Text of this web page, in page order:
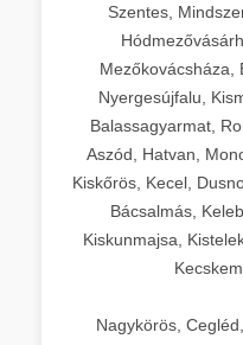
Szentes,
Mezőkovácsháza,
Nyergesújfalu,
Balassagyarmat,
Aszód, Hatvan,
Kiskőrös, Kecel,
Bácsalmás,
Kiskunmajsa,
Nagykörös,